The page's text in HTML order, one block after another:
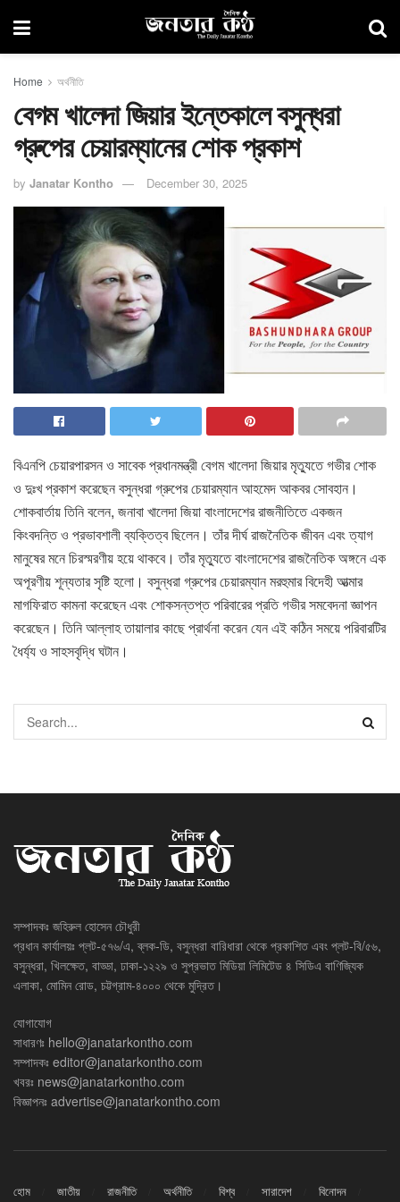
Home অর্থনীতি
বেগম খালেদা জিয়ার ইন্তেকালে বসুন্ধরা
গ্রুপের চেয়ারম্যানের শোক প্রকাশ
by Janatar Kontho December 30, 2025
বিএনপি চেয়ারপারসন ও সাবেক প্রধানমন্ত্রী বেগম খালেদা জিয়ার মৃত্যুতে গভীর শোক
ও দুঃখ প্রকাশ করেছেন বসুন্ধরা গ্রুপের চেয়ারম্যান আহমেদ আকবর সোবহান।
শোকবার্তায় তিনি বলেন, জনাবা খালেদা জিয়া বাংলাদেশের রাজনীতিতে একজন
কিংবদন্তি ও প্রভাবশালী ব্যক্তিত্ব ছিলেন। তাঁর দীর্ঘ রাজনৈতিক জীবন এবং ত্যাগ
মানুষের মনে চিরস্মরণীয় হয়ে থাকবে। তাঁর মৃত্যুতে বাংলাদেশের রাজনৈতিক অঙ্গনে এক
অপূরণীয় শূন্যতার সৃষ্টি হলো। বসুন্ধরা গ্রুপের চেয়ারম্যান মরহুমার বিদেহী আত্মার
মাগফিরাত কামনা করেছেন এবং শোকসন্তপ্ত পরিবারের প্রতি গভীর সমবেদনা জ্ঞাপন
করেছেন। তিনি আল্লাহ তায়ালার কাছে প্রার্থনা করেন যেন এই কঠিন সময়ে পরিবারটির
ধৈর্য্য ও সাহসবৃদ্ধি ঘটান।
সম্পাদকঃ জহিরুল হোসেন চৌধুরী
প্রধান কার্যালয়ঃ প্লট-৫৭৬/এ, ব্লক-ডি, বসুন্ধরা বারিধারা থেকে প্রকাশিত এবং প্লট-বি/৫৬,
বসুন্ধরা, খিলক্ষেত, বাড্ডা, ঢাকা-১২২৯ ও সুপ্রভাত মিডিয়া লিমিটেড ৪ সিডিএ বাণিজ্যিক
এলাকা, মোমিন রোড, চট্টগ্রাম-৪০০০ থেকে মুদ্রিত।
যোগাযোগ
সাধারণঃ hello@janatarkontho.com
সম্পাদকঃ editor@janatarkontho.com
খবরঃ news@janatarkontho.com
বিজ্ঞাপনঃ advertise@janatarkontho.com
হোম জাতীয় রাজনীতি অর্থনীতি বিশ্ব সারাদেশ
বিনোদন